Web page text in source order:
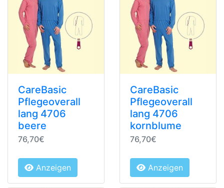
CareBasic
Pflegeoverall
lang 4706
beere
76,70€
Anzeigen
CareBasic
Pflegeoverall
lang 4706
kornblume
76,70€
Anzeigen